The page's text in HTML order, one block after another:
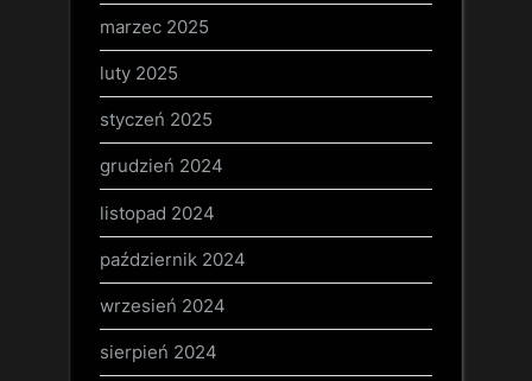
marzec 2025
luty 2025
styczeń 2025
grudzień 2024
listopad 2024
październik 2024
wrzesień 2024
sierpień 2024